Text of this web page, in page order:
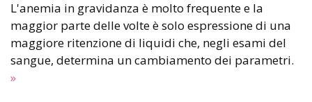
L'anemia in gravidanza è molto frequente e la
maggior parte delle volte è solo espressione di una
maggiore ritenzione di liquidi che, negli esami del
sangue, determina un cambiamento dei parametri.
»